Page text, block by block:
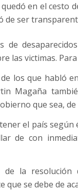
en el cesto
de ser
de
las victimas.
los que habló
Magaña
que sea,
el país
de con
de la
que se debe de